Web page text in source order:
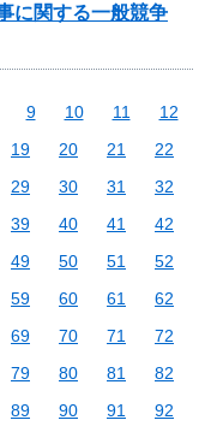
に関する一般競争
9 10 11
12
19 20 21
22
29 30 31
32
39 40 41
42
49 50 51
52
59 60 61
62
69 70 71
72
79 80 81
82
89 90 91
92